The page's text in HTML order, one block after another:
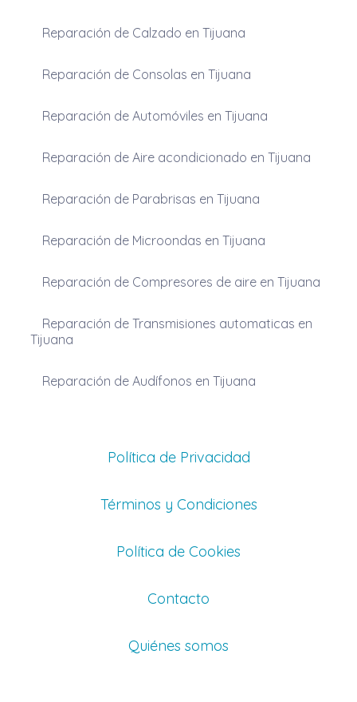
Reparación de Calzado en Tijuana
Reparación de Consolas en Tijuana
Reparación de Automóviles en Tijuana
Reparación de Aire acondicionado en Tijuana
Reparación de Parabrisas en Tijuana
Reparación de Microondas en Tijuana
Reparación de Compresores de aire en Tijuana
Reparación de Transmisiones automaticas en
Tijuana
Reparación de Audífonos en Tijuana
Política de Privacidad
Términos y Condiciones
Política de Cookies
Contacto
Quiénes somos